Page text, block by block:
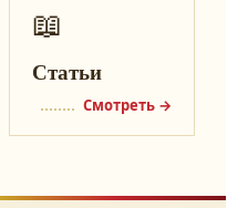
📖
Статьи
Смотреть →